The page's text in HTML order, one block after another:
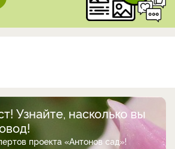
Узнайте, насколько вы
проекта «Антонов сад»!